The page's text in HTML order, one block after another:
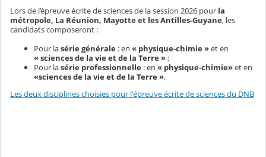
Lors de l’épreuve écrite de sciences de la session 2026 pour la
métropole, La Réunion, Mayotte et les Antilles-Guyane, les
candidats composeront :
Pour lasérie générale : en « physique-chimie »et en
« sciences de la vie et de la Terre »;
Pour lasérie professionnelle : en « physique-chimie»eten
«sciences de la vie et de la Terre ».
Les deux disciplines choisies pour l'épreuve écrite de sciences du DNB